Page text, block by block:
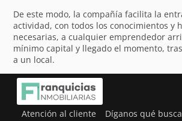
De este modo, la compañía facilita la
actividad, con todos los conocimientos y
necesarias, a cualquier emprendedor
mínimo capital y llegado el momento,
a un local.
Atención al cliente Díganos qué busca